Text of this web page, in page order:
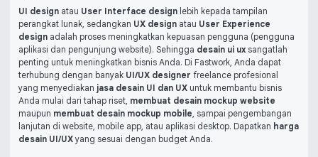
UI design atau User Interface design lebih kepada tampilan
perangkat lunak, sedangkan UX design atau User Experience
design adalah proses meningkatkan kepuasan pengguna (pengguna
aplikasi dan pengunjung website). Sehingga desain ui ux sangatlah
penting untuk meningkatkan bisnis Anda. Di Fastwork, Anda dapat
terhubung dengan banyak UI/UX designer freelance profesional
yang menyediakan jasa desain UI dan UX untuk membantu bisnis
Anda mulai dari tahap riset, membuat desain mockup website
maupun membuat desain mockup mobile, sampai pengembangan
lanjutan di website, mobile app, atau aplikasi desktop. Dapatkan harga
desain UI/UX yang sesuai dengan budget Anda.